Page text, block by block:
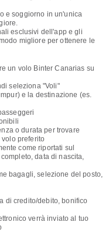
e soggiorno in un'unica
esclusivi dell'app e gli
migliore per ottenere le
un volo Binter Canarias su
seleziona "Voli"
e la destinazione (es.
o durata per trovare
preferito
come riportati sul
data di nascita,
bagagli, selezione del posto,
di credito/debito, bonifico
verrà inviato al tuo